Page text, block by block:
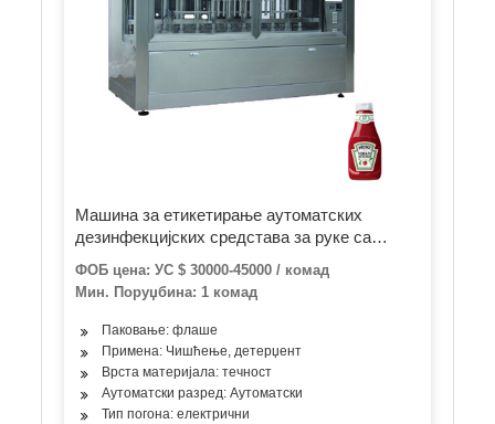
Машина за етикетирање аутоматских
дезинфекцијских средстава за руке са
гелом за алкохол, експлозијом отпорна на
експлозију
ФОБ цена: УС $ 30000-45000 / комад
Мин. Поруџбина: 1 комад
Паковање: флаше
Примена: Чишћење, детерџент
Врста материјала: течност
Аутоматски разред: Аутоматски
Тип погона: електрични